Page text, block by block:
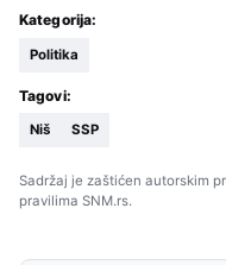
Kategorija:
Politika
Tagovi:
Niš SSP
Sadržaj je zaštićen autorskim
pravilima SNM.rs.